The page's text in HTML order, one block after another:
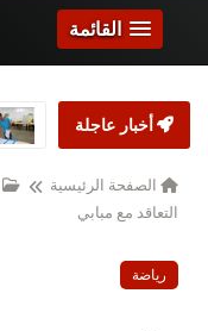
القائمة
أخبار عاجلة
الصفحة الرئيسية
التعاقد مع مبابي
رياضة